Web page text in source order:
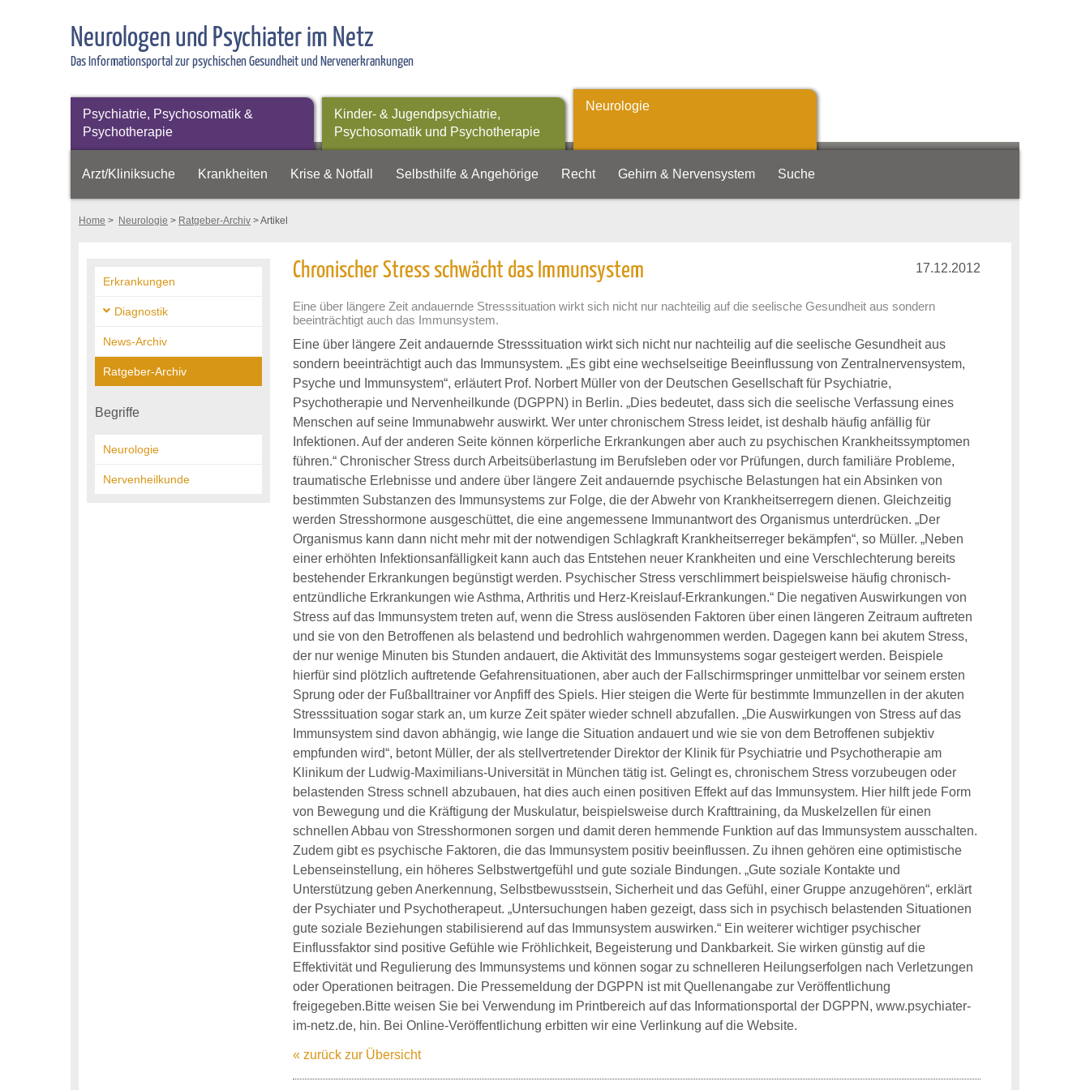
Neurologen und Psychiater im Netz
Das Informationsportal zur psychischen Gesundheit und Nervenerkrankungen
Psychiatrie, Psychosomatik &
Psychotherapie
Kinder- & Jugendpsychiatrie,
Psychosomatik und Psychotherapie
Neurologie
Arzt/Kliniksuche Krankheiten Krise & Notfall Selbsthilfe & Angehörige Recht Gehirn & Nervensystem Suche
Home > Neurologie > Ratgeber-Archiv > Artikel
Erkrankungen
Diagnostik
News-Archiv
Ratgeber-Archiv
Begriffe
Neurologie
Nervenheilkunde
Chronischer Stress schwächt das Immunsystem 17.12.2012
Eine über längere Zeit andauernde Stresssituation wirkt sich nicht nur nachteilig auf die seelische Gesundheit aus sondern
beeinträchtigt auch das Immunsystem.
Eine über längere Zeit andauernde Stresssituation wirkt sich nicht nur nachteilig auf die seelische Gesundheit aus
sondern beeinträchtigt auch das Immunsystem. „Es gibt eine wechselseitige Beeinflussung von Zentralnervensystem,
Psyche und Immunsystem“, erläutert Prof. Norbert Müller von der Deutschen Gesellschaft für Psychiatrie,
Psychotherapie und Nervenheilkunde (DGPPN) in Berlin. „Dies bedeutet, dass sich die seelische Verfassung eines
Menschen auf seine Immunabwehr auswirkt. Wer unter chronischem Stress leidet, ist deshalb häufig anfällig für
Infektionen. Auf der anderen Seite können körperliche Erkrankungen aber auch zu psychischen Krankheitssymptomen
führen.“ Chronischer Stress durch Arbeitsüberlastung im Berufsleben oder vor Prüfungen, durch familiäre Probleme,
traumatische Erlebnisse und andere über längere Zeit andauernde psychische Belastungen hat ein Absinken von
bestimmten Substanzen des Immunsystems zur Folge, die der Abwehr von Krankheitserregern dienen. Gleichzeitig
werden Stresshormone ausgeschüttet, die eine angemessene Immunantwort des Organismus unterdrücken. „Der
Organismus kann dann nicht mehr mit der notwendigen Schlagkraft Krankheitserreger bekämpfen“, so Müller. „Neben
einer erhöhten Infektionsanfälligkeit kann auch das Entstehen neuer Krankheiten und eine Verschlechterung bereits
bestehender Erkrankungen begünstigt werden. Psychischer Stress verschlimmert beispielsweise häufig chronisch-
entzündliche Erkrankungen wie Asthma, Arthritis und Herz-Kreislauf-Erkrankungen.“ Die negativen Auswirkungen von
Stress auf das Immunsystem treten auf, wenn die Stress auslösenden Faktoren über einen längeren Zeitraum auftreten
und sie von den Betroffenen als belastend und bedrohlich wahrgenommen werden. Dagegen kann bei akutem Stress,
der nur wenige Minuten bis Stunden andauert, die Aktivität des Immunsystems sogar gesteigert werden. Beispiele
hierfür sind plötzlich auftretende Gefahrensituationen, aber auch der Fallschirmspringer unmittelbar vor seinem ersten
Sprung oder der Fußballtrainer vor Anpfiff des Spiels. Hier steigen die Werte für bestimmte Immunzellen in der akuten
Stresssituation sogar stark an, um kurze Zeit später wieder schnell abzufallen. „Die Auswirkungen von Stress auf das
Immunsystem sind davon abhängig, wie lange die Situation andauert und wie sie von dem Betroffenen subjektiv
empfunden wird“, betont Müller, der als stellvertretender Direktor der Klinik für Psychiatrie und Psychotherapie am
Klinikum der Ludwig-Maximilians-Universität in München tätig ist. Gelingt es, chronischem Stress vorzubeugen oder
belastenden Stress schnell abzubauen, hat dies auch einen positiven Effekt auf das Immunsystem. Hier hilft jede Form
von Bewegung und die Kräftigung der Muskulatur, beispielsweise durch Krafttraining, da Muskelzellen für einen
schnellen Abbau von Stresshormonen sorgen und damit deren hemmende Funktion auf das Immunsystem ausschalten.
Zudem gibt es psychische Faktoren, die das Immunsystem positiv beeinflussen. Zu ihnen gehören eine optimistische
Lebenseinstellung, ein höheres Selbstwertgefühl und gute soziale Bindungen. „Gute soziale Kontakte und
Unterstützung geben Anerkennung, Selbstbewusstsein, Sicherheit und das Gefühl, einer Gruppe anzugehören“, erklärt
der Psychiater und Psychotherapeut. „Untersuchungen haben gezeigt, dass sich in psychisch belastenden Situationen
gute soziale Beziehungen stabilisierend auf das Immunsystem auswirken.“ Ein weiterer wichtiger psychischer
Einflussfaktor sind positive Gefühle wie Fröhlichkeit, Begeisterung und Dankbarkeit. Sie wirken günstig auf die
Effektivität und Regulierung des Immunsystems und können sogar zu schnelleren Heilungserfolgen nach Verletzungen
oder Operationen beitragen. Die Pressemeldung der DGPPN ist mit Quellenangabe zur Veröffentlichung
freigegeben.Bitte weisen Sie bei Verwendung im Printbereich auf das Informationsportal der DGPPN, www.psychiater-
im-netz.de, hin. Bei Online-Veröffentlichung erbitten wir eine Verlinkung auf die Website.
« zurück zur Übersicht